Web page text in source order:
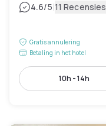
4.6/5|11 Recensies
Gratis annulering
Betaling in het hotel
10h - 14h